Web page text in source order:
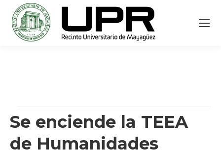
Se enciende la TEEA
de Humanidades